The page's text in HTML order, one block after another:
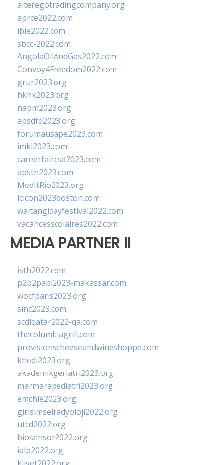
alteregotradingcompany.org
aprce2022.com
ibie2022.com
sbcc-2022.com
AngolaOilAndGas2022.com
Convoy4Freedom2022.com
grur2023.org
hkhk2023.org
napm2023.org
apsdfd2023.org
forumausape2023.com
imkl2023.com
careerfaircsd2023.com
apsth2023.com
MedItRio2023.org
lcicon2023boston.com
waitangidayfestival2022.com
vacancesscolaires2022.com
MEDIA PARTNER II
isth2022.com
p2b2pabi2023-makassar.com
wocfparis2023.org
sinc2023.com
scdlqatar2022-qa.com
thecolumbiagrill.com
provisionscheeseandwineshoppe.com
khedi2023.org
akademikgeriatri2023.org
marmarapediatri2023.org
emchie2023.org
girisimselradyoloji2022.org
utcd2022.org
biosensor2022.org
ialp2022.org